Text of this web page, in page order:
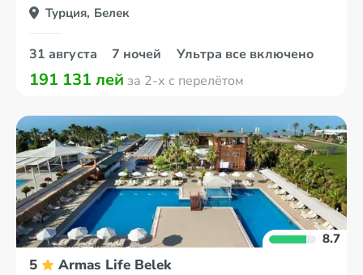
Турция, Белек
31 августа 7 ночей Ультра все включено
191 131 лей за 2-х с перелётом
8.7
5 Armas Life Belek